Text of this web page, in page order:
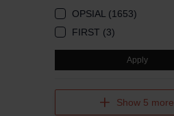
OPSIAL (1653)
FIRST (3)
Apply
Show 5 more